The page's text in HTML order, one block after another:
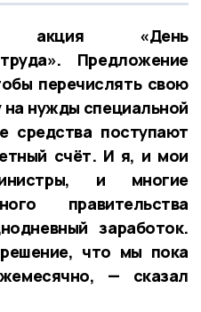
акция «День
Предложение
перечислять свою
нужды специальной
средства поступают
счёт. И я, и мои
и многие
правительства
заработок.
что мы пока
— сказал